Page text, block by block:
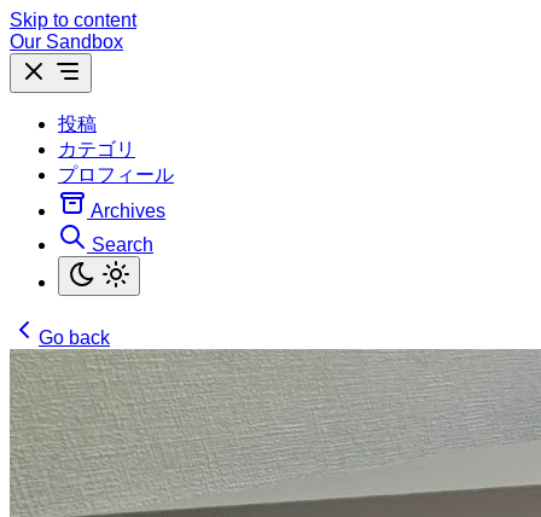
Skip to content
Our Sandbox
投稿
カテゴリ
プロフィール
Archives
Search
Go back